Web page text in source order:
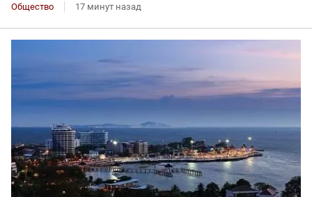
Общество 17 минут назад